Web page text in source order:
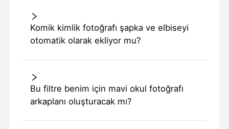
Komik kimlik fotoğrafı şapka ve elbiseyi
otomatik olarak ekliyor mu?
Bu filtre benim için mavi okul fotoğrafı
arkaplanı oluşturacak mı?